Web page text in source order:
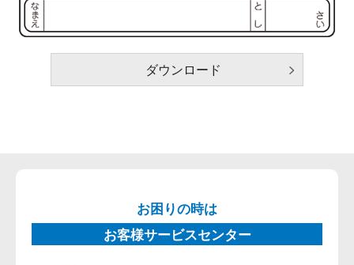
ダウンロード
お困りの時は
お客様サービスセンター